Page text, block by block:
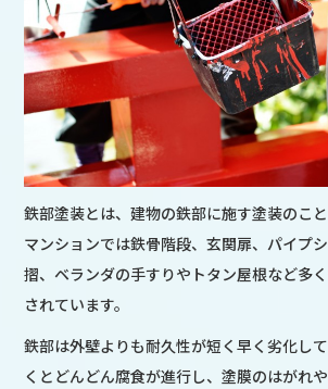
鉄部塗装とは、建物の鉄部に施す塗装のこと
マンションでは鉄骨階段、玄関扉、パイプ
摺、ベランダの手すりやトタン屋根など多
されています。
鉄部は外壁よりも耐久性が短く早く劣化し
くとどんどん腐食が進行し、塗膜のはがれ